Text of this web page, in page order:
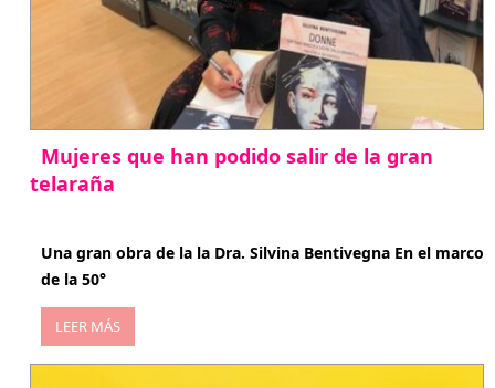
Mujeres que han podido salir de la gran
telaraña
Una gran obra de la la Dra. Silvina Bentivegna En el marco
de la 50°
LEER MÁS